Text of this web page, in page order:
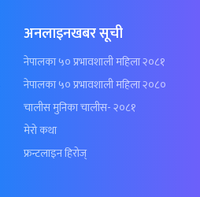
अनलाइनखबर सूची
नेपालका ५० प्रभावशाली महिला २०८१
नेपालका ५० प्रभावशाली महिला २०८०
चालीस मुनिका चालीस- २०८१
मेरो कथा
फ्रन्टलाइन हिरोज्